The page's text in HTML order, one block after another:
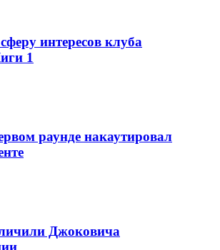
интересов клуба
1
раунде накаутировал
Джоковича